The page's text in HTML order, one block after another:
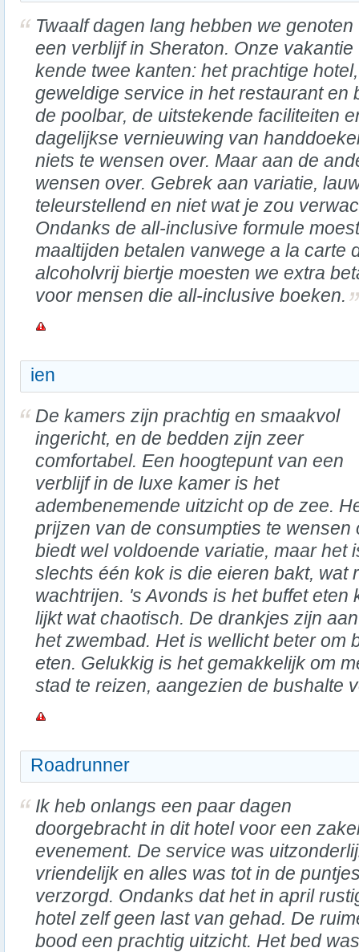
Twaalf dagen lang hebben we genoten
een verblijf in Sheraton. Onze vakantie
kende twee kanten: het prachtige
geweldige service in het restaurant en
de poolbar, de uitstekende faciliteiten
dagelijkse vernieuwing van
niets te wensen over. Maar aan de
wensen over. Gebrek aan variatie,
teleurstellend en niet wat je zou
Ondanks de all-inclusive formule
maaltijden betalen vanwege a la carte
alcoholvrij biertje moesten we extra
voor mensen die all-inclusive boeken.
ien
De kamers zijn prachtig en smaakvol
ingericht, en de bedden zijn zeer
comfortabel. Een hoogtepunt van een
verblijf in de luxe kamer is het
adembenemende uitzicht op de zee.
prijzen van de consumpties te wensen
biedt wel voldoende variatie, maar het
slechts één kok is die eieren bakt, wat
wachtrijen. 's Avonds is het buffet eten
lijkt wat chaotisch. De drankjes zijn
het zwembad. Het is wellicht beter om
eten. Gelukkig is het gemakkelijk om
stad te reizen, aangezien de bushalte
Roadrunner
Ik heb onlangs een paar dagen
doorgebracht in dit hotel voor een
evenement. De service was
vriendelijk en alles was tot in de
verzorgd. Ondanks dat het in april
hotel zelf geen last van gehad. De
bood een prachtig uitzicht. Het bed